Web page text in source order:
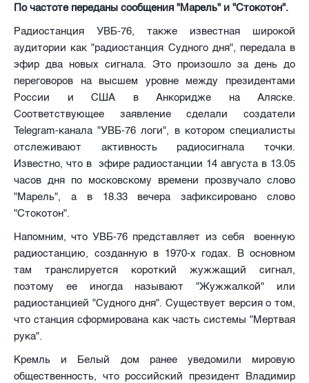
По частоте переданы сообщения "Марель" и "Стокотон".
Радиостанция УВБ-76, также известная широкой
аудитории как "радиостанция Судного дня", передала в
эфир два новых сигнала. Это произошло за день до
переговоров на высшем уровне между президентами
России и США в Анкоридже на Аляске.
Соответствующее заявление сделали создатели
Telegram-канала "УВБ-76 логи", в котором специалисты
отслеживают активность радиосигнала точки.
Известно, что в эфире радиостанции 14 августа в 13.05
часов дня по московскому времени прозвучало слово
"Марель", а в 18.33 вечера зафиксировано слово
"Стокотон".
Напомним, что УВБ-76 представляет из себя военную
радиостанцию, созданную в 1970-х годах. В основном
там транслируется короткий жужжащий сигнал,
поэтому ее иногда называют "Жужжалкой" или
радиостанцией "Судного дня". Существует версия о том,
что станция сформирована как часть системы "Мертвая
рука".
Кремль и Белый дом ранее уведомили мировую
общественность, что российский президент Владимир